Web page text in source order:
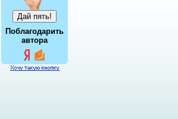
Поблагодарить
автора